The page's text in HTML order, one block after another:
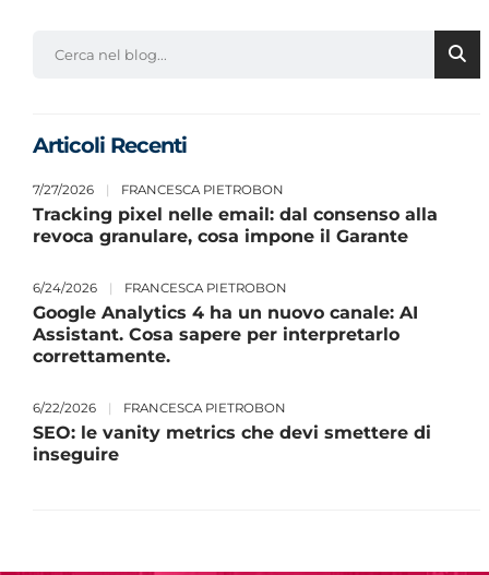
Articoli Recenti
7/27/2026 | FRANCESCA PIETROBON
Tracking pixel nelle email: dal consenso alla
revoca granulare, cosa impone il Garante
6/24/2026 | FRANCESCA PIETROBON
Google Analytics 4 ha un nuovo canale: AI
Assistant. Cosa sapere per interpretarlo
correttamente.
6/22/2026 | FRANCESCA PIETROBON
SEO: le vanity metrics che devi smettere di
inseguire